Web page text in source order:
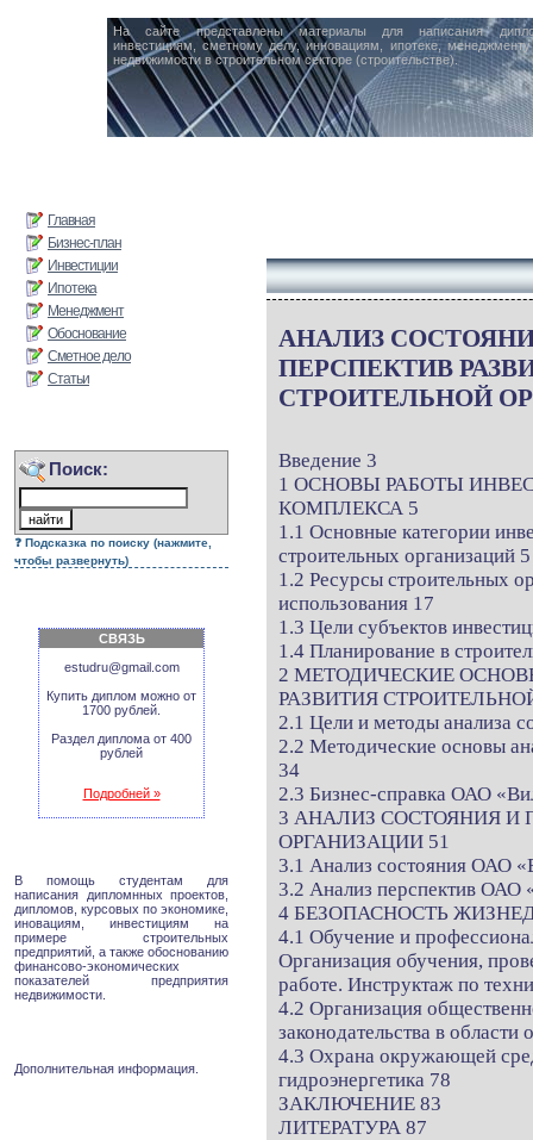
На сайте представлены материалы для написания
инвестициям, сметному делу, инновациям, ипотеке,
недвижимости в строительном секторе (строительстве).
Главная
Бизнес-план
Инвестиции
Ипотека
Менеджмент
Обоснование
Сметное дело
Статьи
Поиск:
Подсказка по поиску (нажмите,
чтобы развернуть)
СВЯЗЬ
estudru@gmail.com
Купить диплом можно от
1700 рублей.
Раздел диплома от 400
рублей
Подробней »
В помощь студентам для
написания дипломнных проектов,
дипломов, курсовых по экономике,
иновациям, инвестициям на
примере строительных
предприятий, а также обоснованию
финансово-экономических
показателей предприятия
недвижимости.
Дополнительная информация.
АНАЛИЗ
ПЕРСПЕКТИВ
СТРОИТЕЛЬНОЙ
Введение 3
1 ОСНОВЫ РАБОТЫ
КОМПЛЕКСА 5
1.1 Основные категории
строительных организаций 5
1.2 Ресурсы строительных
использования 17
1.3 Цели субъектов
1.4 Планирование в
2 МЕТОДИЧЕСКИЕ
РАЗВИТИЯ
2.1 Цели и методы анализа
2.2 Методические основы
34
2.3 Бизнес-справка ОАО
3 АНАЛИЗ СОСТОЯНИЯ И
ОРГАНИЗАЦИИ 51
3.1 Анализ состояния ОАО
3.2 Анализ перспектив
4 БЕЗОПАСНОСТЬ
4.1 Обучение и
Организация обучения,
работе. Инструктаж по
4.2 Организация
законодательства в
4.3 Охрана окружающей
гидроэнергетика 78
ЗАКЛЮЧЕНИЕ 83
ЛИТЕРАТУРА 87